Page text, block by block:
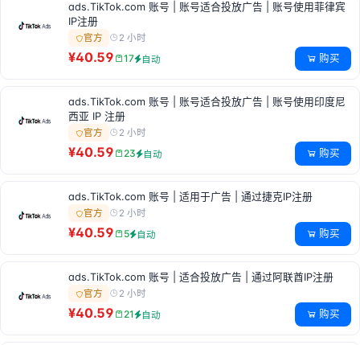
ads.TikTok.com 账号 | 账号适合投放广告 | 账号使用菲律宾
IP注册
官方 2 小时
¥40.59 17 自动 购买
ads.TikTok.com 账号 | 账号适合投放广告 | 账号使用印度尼
西亚 IP 注册
官方 2 小时
¥40.59 23 自动 购买
ads.TikTok.com 账号 | 适用于广告 | 通过捷克IP注册
官方 2 小时
¥40.59 5 自动 购买
ads.TikTok.com 账号 | 适合投放广告 | 通过阿联酋IP注册
官方 2 小时
¥40.59 21 自动 购买